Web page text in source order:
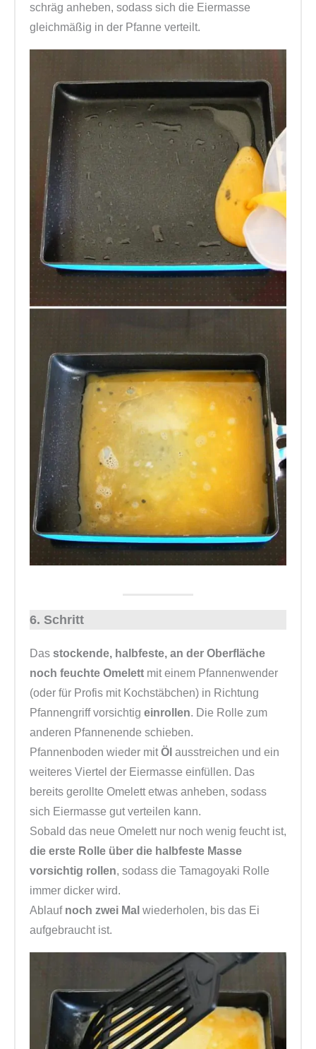
schräg anheben, sodass sich die Eiermasse
gleichmäßig in der Pfanne verteilt.
6. Schritt
Das stockende, halbfeste, an der Oberfläche
noch feuchte Omelett mit einem Pfannenwender
(oder für Profis mit Kochstäbchen) in Richtung
Pfannengriff vorsichtig einrollen. Die Rolle zum
anderen Pfannenende schieben.
Pfannenboden wieder mitÖl ausstreichen und ein
weiteres Viertel der Eiermasse einfüllen. Das
bereits gerollte Omelett etwas anheben, sodass
sich Eiermasse gut verteilen kann.
Sobald das neue Omelett nur noch wenig feucht ist,
die erste Rolle über die halbfeste Masse
vorsichtig rollen, sodass die Tamagoyaki Rolle
immer dicker wird.
Ablauf noch zwei Mal wiederholen, bis das Ei
aufgebraucht ist.